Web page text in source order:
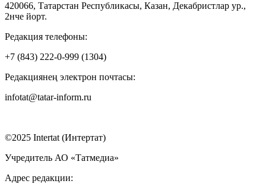
420066, Татарстан Республикасы, Казан, Декабристлар ур.,
2нче йорт.
Редакция телефоны:
+7 (843) 222-0-999 (1304)
Редакциянең электрон почтасы:
infotat@tatar-inform.ru
©2025 Intertat (Интертат)
Учредитель АО «Татмедиа»
Адрес редакции: